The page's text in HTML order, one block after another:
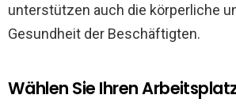
unterstützen auch die körperliche
Gesundheit der Beschäftigten.
Wählen Sie Ihren